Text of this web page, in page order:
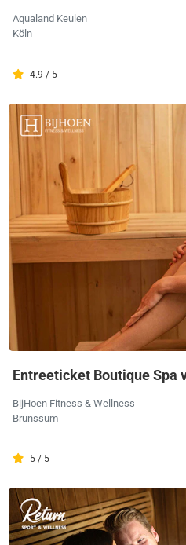
Aqualand Keulen
Köln
4.9 / 5
Entreeticket Boutique Spa
BijHoen Fitness & Wellness
Brunssum
5 / 5